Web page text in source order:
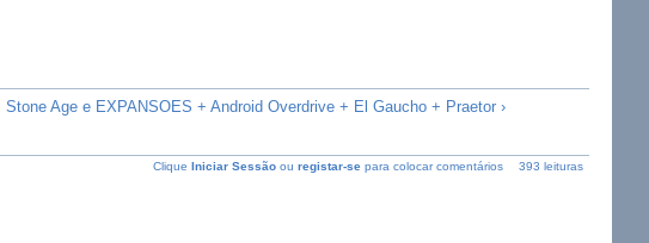
Stone Age e EXPANSOES + Android Overdrive + El Gaucho + Praetor ›
Clique Iniciar Sessãoou registar-separa colocar comentários 393 leituras